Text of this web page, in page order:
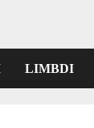
LIMBDI